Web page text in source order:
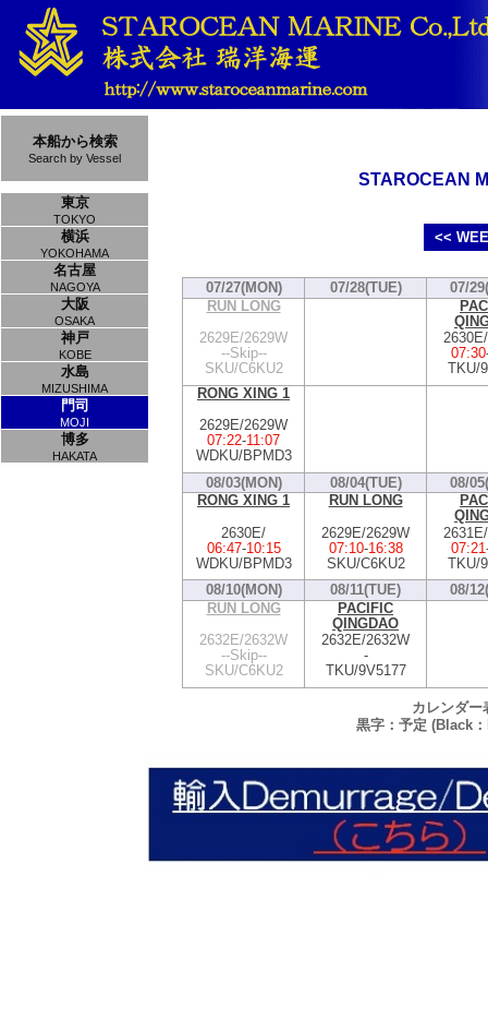
本船から検索
Search by Vessel
東京
TOKYO
横浜
YOKOHAMA
名古屋
NAGOYA
大阪
OSAKA
神戸
KOBE
水島
MIZUSHIMA
門司
MOJI
博多
HAKATA
STAROCEAN
<<
07/27(MON) 07/28(TUE)
07/
RUN LONG
2629E/2629W
--Skip--
SKU/C6KU2
07:30
TKU/
RONG XING 1
2629E/2629W
07:22-11:07
WDKU/BPMD3
08/03(MON)
08/04(TUE)
08/
RONG XING 1
2630E/
06:47-10:15
WDKU/BPMD3
RUN LONG
2629E/2629W
07:10-16:38
SKU/C6KU2
07:21
TKU/
08/10(MON)
08/11(TUE)
08/
RUN LONG
2632E/2632W
--Skip--
SKU/C6KU2
PACIFIC
QINGDAO
2632E/2632W
-
TKU/9V5177
カレンダー
黒字：予定 (Black